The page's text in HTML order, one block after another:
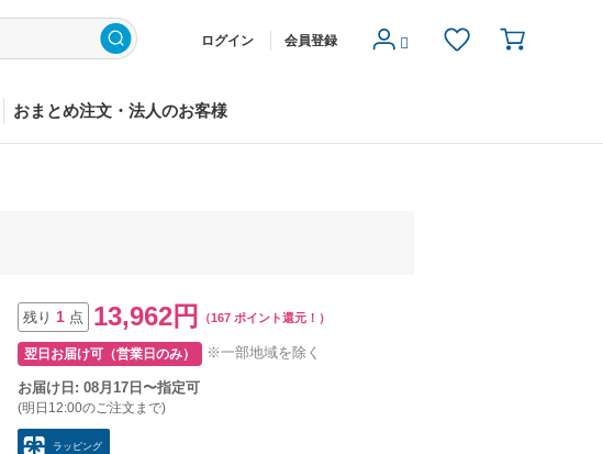
ログイン 会員登録
おまとめ注文・法人のお客様
残り 1 点 13,962円 （167 ポイント還元！）
翌日お届け可（営業日のみ） ※一部地域を除く
お届け日: 08月17日〜指定可
(明日12:00のご注文まで)
ラッピング